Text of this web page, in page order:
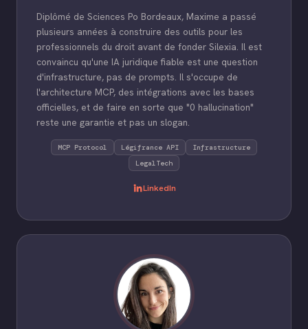
Diplômé de Sciences Po Bordeaux, Maxime a passé
plusieurs années à construire des outils pour les
professionnels du droit avant de fonder Silexia. Il est
convaincu qu'une IA juridique fiable est une question
d'infrastructure, pas de prompts. Il s'occupe de
l'architecture MCP, des intégrations avec les bases
officielles, et de faire en sorte que "0 hallucination"
reste une garantie et pas un slogan.
MCP Protocol Légifrance API
Infrastructure
LegalTech
LinkedIn